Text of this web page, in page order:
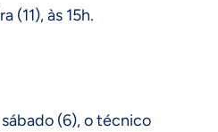
(11), às 15h.
(6), o técnico